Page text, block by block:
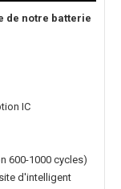
de notre batterie
IC
600-1000 cycles)
d'intelligent